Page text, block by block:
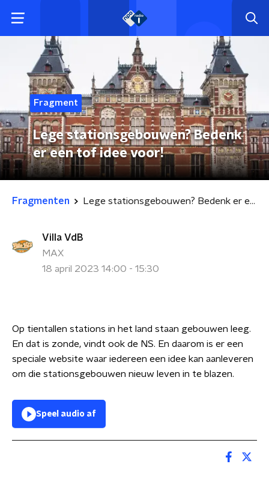
Fragment
Lege stationsgebouwen? Bedenk
er een tof idee voor!
Fragmenten Lege stationsgebouwen? Bedenk er een tof idee voor!
Villa VdB
MAX
18 april 2023 14:00 - 15:30
Op tientallen stations in het land staan gebouwen leeg.
En dat is zonde, vindt ook de NS. En daarom is er een
speciale website waar iedereen een idee kan aanleveren
om die stationsgebouwen nieuw leven in te blazen.
Speel audio af